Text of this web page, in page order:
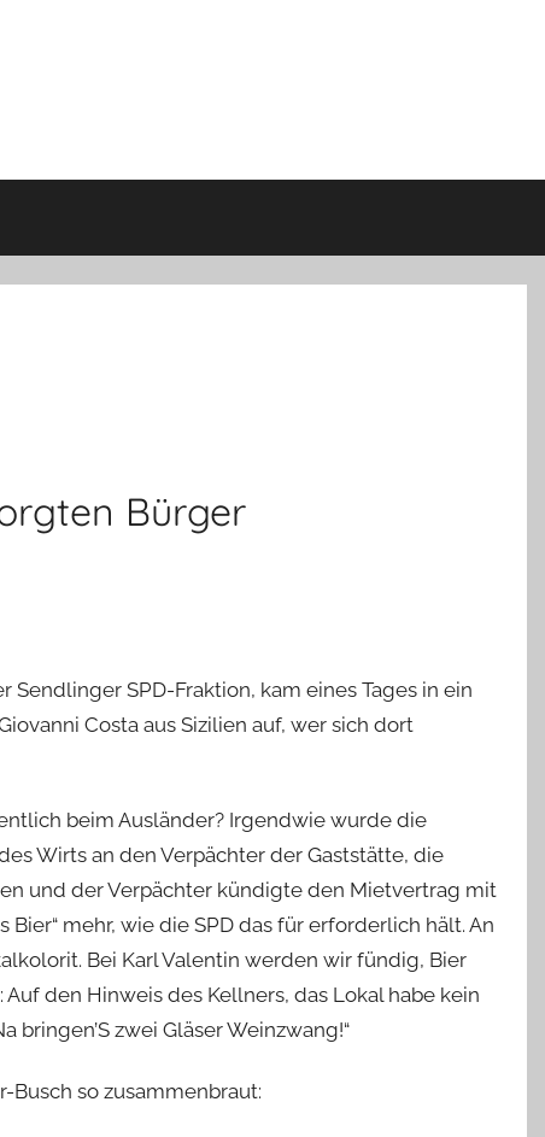
Bürger
SPD-Fraktion, kam eines Tages in ein
Costa aus Sizilien auf, wer sich dort
beim Ausländer? Irgendwie wurde die
Wirts an den Verpächter der Gaststätte, die
und der Verpächter kündigte den Mietvertrag mit
mehr, wie die SPD das für erforderlich hält. An
Bei Karl Valentin werden wir fündig, Bier
den Hinweis des Kellners, das Lokal habe kein
bringen’S zwei Gläser Weinzwang!“
Busch so zusammenbraut: